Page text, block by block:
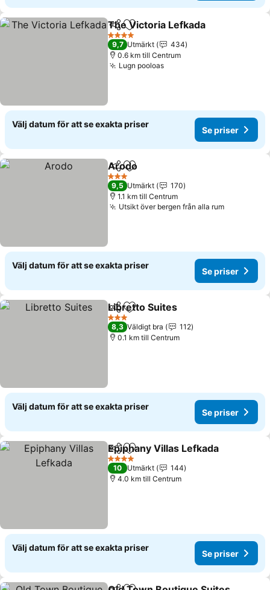
Dela Lägg till i Mina Favoriter
The Victoria Lefkada
4 Stjärnor
9,7 Utmärkt
434
0.6 km till Centrum
Lugn pooloas
Välj datum för att se exakta priser
Se priser
Dela Lägg till i Mina Favoriter
Arodo
3 Stjärnor
9,5 Utmärkt
170
1.1 km till Centrum
Utsikt över bergen från alla rum
Välj datum för att se exakta priser
Se priser
Dela Lägg till i Mina Favoriter
Libretto Suites
3 Stjärnor
8,3 Väldigt bra
112
0.1 km till Centrum
Välj datum för att se exakta priser
Se priser
Dela Lägg till i Mina Favoriter
Epiphany Villas Lefkada
4 Stjärnor
10 Utmärkt
144
4.0 km till Centrum
Välj datum för att se exakta priser
Se priser